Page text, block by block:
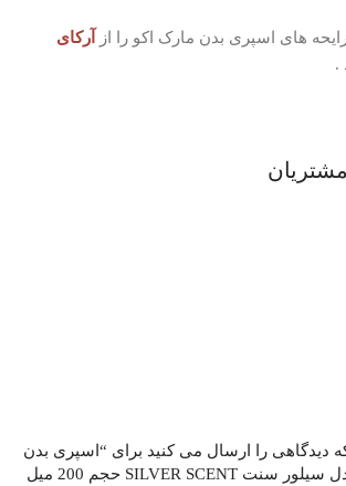
های اسپری بدن مارک اکو را از
آرکای
.
دیدگاهی را ارسال می کنید برای “اسپری بدن
مردانه مارک اکو مدل سیلور سنت SILVER SCENT حجم 200 میل